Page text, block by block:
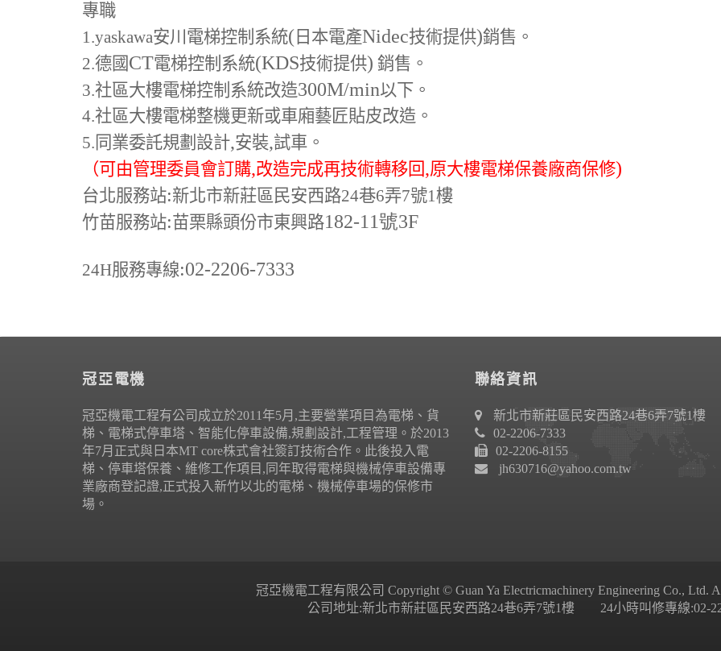
專職
1.yaskawa安川電梯控制系統( 日本電產Nidec技術提供)銷售。
2.德國 CT電梯控制系統(KDS技術提供) 銷售。
3.社區大樓電梯控制系統改造300M/min以下。
4.社區大樓電梯整機更新或車廂藝匠貼皮改造。
5. 同業委託規劃設計,安裝,試車。
（可由管理委員會訂購,改造完成再技術轉移回,原大樓電梯保養廠商保修)
台北服務站:新北市新莊區民安西路24巷6弄7號1樓
竹苗服務站:苗栗縣頭份市東興路182-11號3F
24H服務專線:02-2206-7333
冠亞電機
冠亞機電工程有公司成立於2011年5月,主要營業項目為電梯、貨
梯、電梯式停車塔、智能化停車設備,規劃設計,工程管理。於2013
年7月正式與日本MT core株式會社簽訂技術合作。此後投入電
梯、停車塔保養、維修工作項目,同年取得電梯與機械停車設備專
業廠商登記證,正式投入新竹以北的電梯、機械停車場的保修市
場。
聯絡資訊
新北市新莊區民安西路24巷6弄7號1樓
02-2206-7333
02-2206-8155
jh630716@yahoo.com.tw
冠亞機電工程有限公司 Copyright © Guan Ya Electricmachinery Engineering Co., Ltd.
公司地址:新北市新莊區民安西路24巷6弄7號1樓 24小時叫修專線:02-